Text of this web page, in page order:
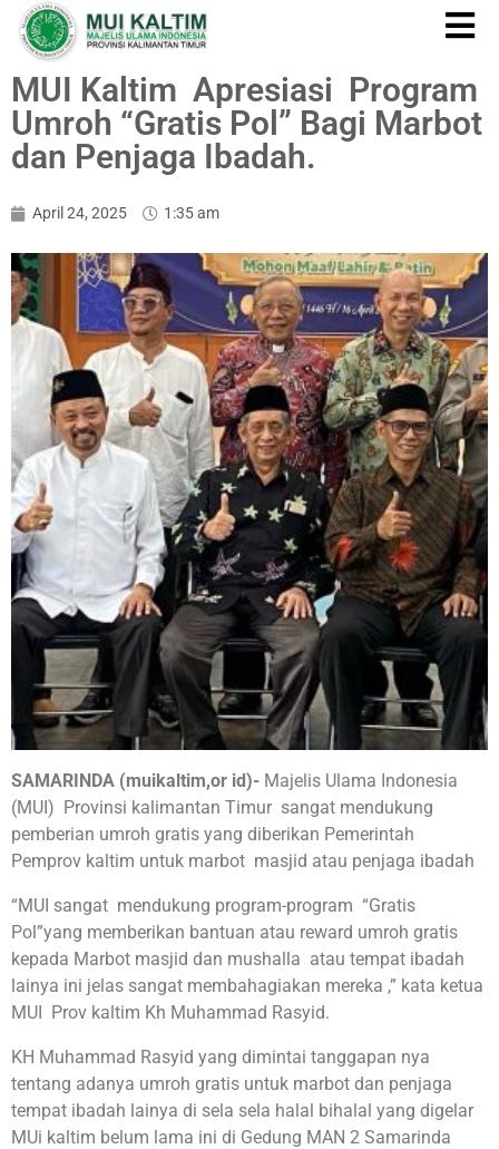
MUI Kaltim Apresiasi Program
Umroh “Gratis Pol” Bagi Marbot
dan Penjaga Ibadah.
April 24, 2025 1:35 am
SAMARINDA (muikaltim,or id)- Majelis Ulama Indonesia
(MUI) Provinsi kalimantan Timur sangat mendukung
pemberian umroh gratis yang diberikan Pemerintah
Pemprov kaltim untuk marbot masjid atau penjaga ibadah
“MUI sangat mendukung program-program “Gratis
Pol”yang memberikan bantuan atau reward umroh gratis
kepada Marbot masjid dan mushalla atau tempat ibadah
lainya ini jelas sangat membahagiakan mereka ,” kata ketua
MUI Prov kaltim Kh Muhammad Rasyid.
KH Muhammad Rasyid yang dimintai tanggapan nya
tentang adanya umroh gratis untuk marbot dan penjaga
tempat ibadah lainya di sela sela halal bihalal yang digelar
MUi kaltim belum lama ini di Gedung MAN 2 Samarinda